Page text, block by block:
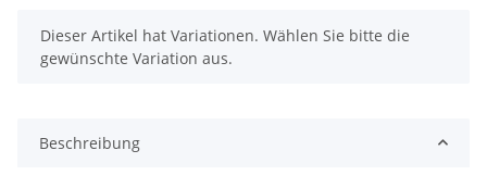
x
Dieser Artikel hat Variationen. Wählen Sie bitte die
gewünschte Variation aus.
Beschreibung